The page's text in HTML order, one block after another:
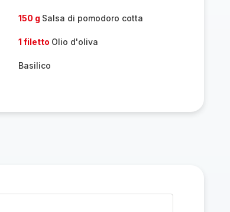
150 g Salsa di pomodoro cotta
1 filetto Olio d'oliva
Basilico